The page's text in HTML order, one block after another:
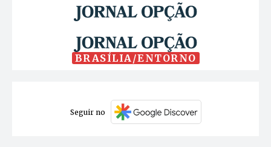
BRASÍLIA/ENTORNO
Seguir no